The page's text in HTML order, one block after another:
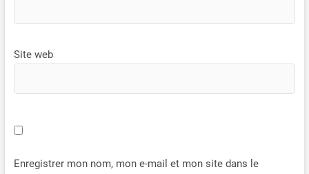
Site web
Enregistrer mon nom, mon e-mail et mon site dans le